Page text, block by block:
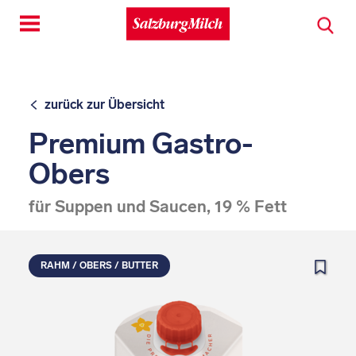
Toggle
navigation
zurück zur Übersicht
Premium Gastro-
Obers
für Suppen und Saucen, 19 % Fett
RAHM / OBERS / BUTTER